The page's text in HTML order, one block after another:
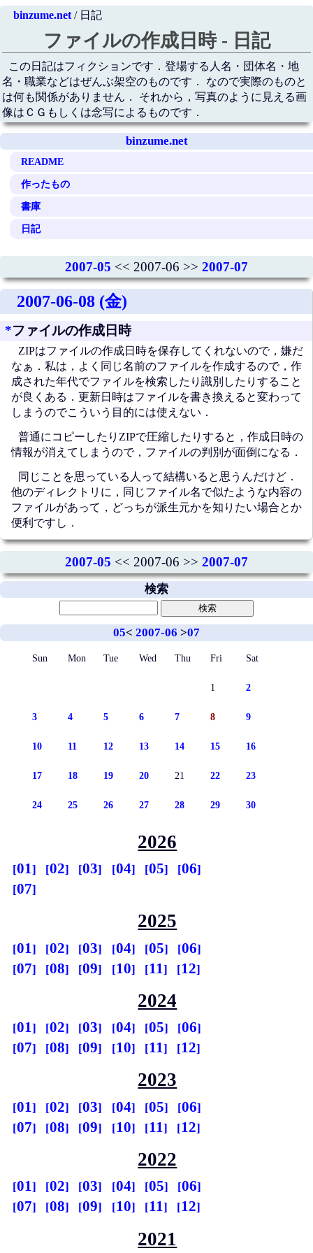
binzume.net/ 日記
ファイルの作成日時 - 日記
この日記はフィクションです．登場する人名・団体名・地
名・職業などはぜんぶ架空のものです． なので実際のものと
は何も関係がありません． それから，写真のように見える画
像はＣＧもしくは念写によるものです．
binzume.net
README
作ったもの
書庫
日記
2007-05 << 2007-06 >> 2007-07
2007-06-08 (金)
*ファイルの作成日時
ZIPはファイルの作成日時を保存してくれないので，嫌だ
なぁ．私は，よく同じ名前のファイルを作成するので，作
成された年代でファイルを検索したり識別したりすること
が良くある．更新日時はファイルを書き換えると変わって
しまうのでこういう目的には使えない．
普通にコピーしたりZIPで圧縮したりすると，作成日時の
情報が消えてしまうので，ファイルの判別が面倒になる．
同じことを思っている人って結構いると思うんだけど．
他のディレクトリに，同じファイル名で似たような内容の
ファイルがあって，どっちが派生元かを知りたい場合とか
便利ですし．
2007-05 << 2007-06 >> 2007-07
検索
05< 2007-06 >07
Sun Mon Tue Wed Thu Fri Sat
1 2
3 4 5 6 7 8 9
10 11 12 13 14 15 16
17 18 19 20 21 22 23
24 25 26 27 28 29 30
2026
01 02 03 04 05
06
07
2025
01 02 03 04 05
06
07
08 09 10 11 12
2024
01 02 03 04 05
06
07
08 09 10 11 12
2023
01 02 03 04 05
06
07
08 09 10 11 12
2022
01 02 03 04 05
06
07
08 09 10 11 12
2021